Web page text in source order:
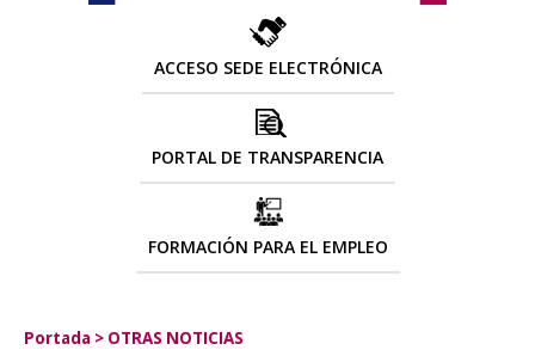
ACCESO SEDE ELECTRÓNICA
PORTAL DE TRANSPARENCIA
FORMACIÓN PARA EL EMPLEO
Portada > OTRAS NOTICIAS